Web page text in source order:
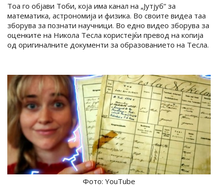
Тоа го објави Тоби, која има канал на „Јутјуб“ за
математика, астрономија и физика. Во своите видеа таа
зборува за познати научници. Во едно видео зборува за
оценките на Никола Тесла користејќи превод на копија
од оригиналните документи за образованието на Тесла.
Фото: YouTube